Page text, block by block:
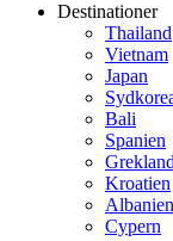
Destinationer
Thailand
Vietnam
Japan
Bali
Spanien
Grekland
Kroatien
Albanien
Cypern